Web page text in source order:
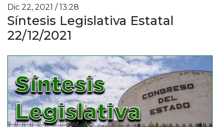
Dic 22, 2021 / 13:28
Síntesis Legislativa Estatal
22/12/2021